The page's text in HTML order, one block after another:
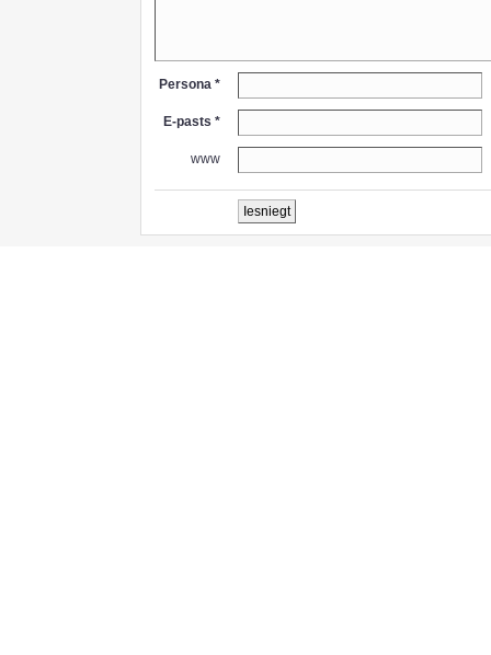
Persona *
E-pasts *
www